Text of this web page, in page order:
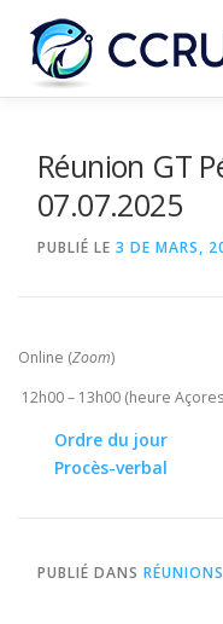
Réunion GT
07.07.2025
PUBLIÉ LE 3 DE MARS,
Online (Zoom)
12h00 – 13h00 (heure
Ordre du jour
Procès-verbal
PUBLIÉ DANS RÉUNIONS